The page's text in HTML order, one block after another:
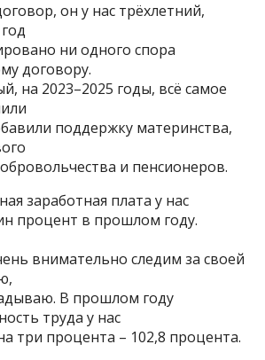
он у нас трёхлетний,
ни одного спора
договору.
на 2023–2025 годы, всё самое
поддержку материнства,
и пенсионеров.
заработная плата у нас
процент в прошлом году.
внимательно следим за своей
В прошлом году
труда у нас
три процента – 102,8 процента.